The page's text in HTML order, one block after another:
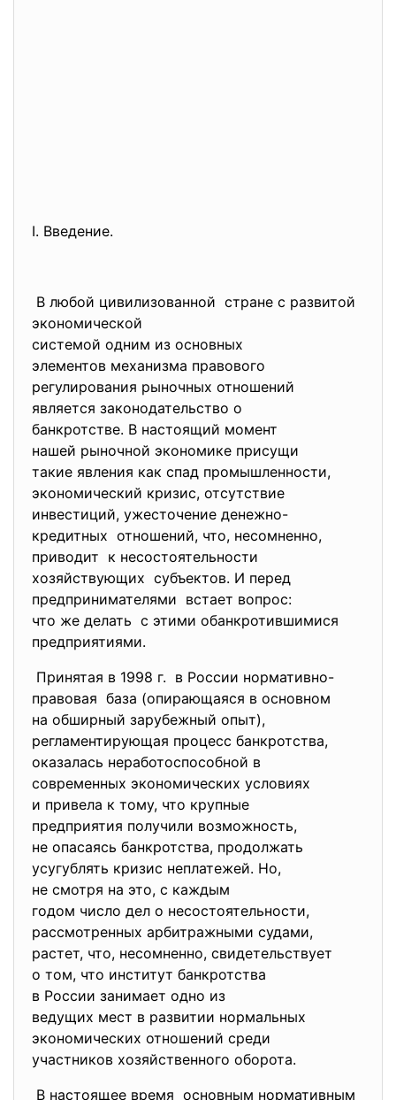
I. Введение.
В любой цивилизованной стране с развитой
экономической
системой одним из основных
элементов механизма правового
регулирования рыночных отношений
является законодательство о
банкротстве. В настоящий момент
нашей рыночной экономике присущи
такие явления как спад промышленности,
экономический кризис, отсутствие
инвестиций, ужесточение денежно-
кредитных отношений, что, несомненно,
приводит к несостоятельности
хозяйствующих субъектов. И перед
предпринимателями встает вопрос:
что же делать с этими обанкротившимися
предприятиями.
Принятая в 1998 г. в России нормативно-
правовая база (опирающаяся в основном
на обширный зарубежный опыт),
регламентирующая процесс банкротства,
оказалась неработоспособной в
современных экономических условиях
и привела к тому, что крупные
предприятия получили возможность,
не опасаясь банкротства, продолжать
усугублять кризис неплатежей. Но,
не смотря на это, с каждым
годом число дел о несостоятельности,
рассмотренных арбитражными судами,
растет, что, несомненно, свидетельствует
о том, что институт банкротства
в России занимает одно из
ведущих мест в развитии нормальных
экономических отношений среди
участников хозяйственного оборота.
В настоящее время основным нормативным